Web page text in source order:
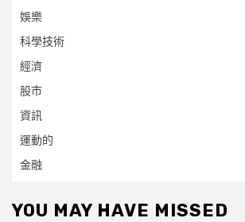
娛樂
科學技術
經濟
股市
資訊
運動的
金融
YOU MAY HAVE MISSED